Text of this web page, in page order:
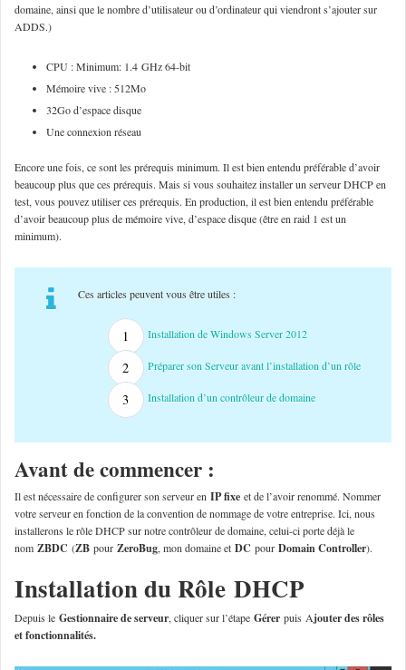
domaine, ainsi que le nombre d’utilisateur ou d’ordinateur qui viendront s’ajouter sur
ADDS.)
CPU : Minimum: 1.4 GHz 64-bit
Mémoire vive : 512Mo
32Go d’espace disque
Une connexion réseau
Encore une fois, ce sont les prérequis minimum. Il est bien entendu préférable d’avoir
beaucoup plus que ces prérequis. Mais si vous souhaitez installer un serveur DHCP en
test, vous pouvez utiliser ces prérequis. En production, il est bien entendu préférable
d’avoir beaucoup plus de mémoire vive, d’espace disque (être en raid 1 est un
minimum).
Ces articles peuvent vous être utiles :
Installation de Windows Server 2012
Préparer son Serveur avant l’installation d’un rôle
Installation d’un contrôleur de domaine
Avant de commencer :
Il est nécessaire de configurer son serveur en IP fixe et de l’avoir renommé. Nommer
votre serveur en fonction de la convention de nommage de votre entreprise. Ici, nous
installerons le rôle DHCP sur notre contrôleur de domaine, celui-ci porte déjà le
nom ZBDC (ZB pour ZeroBug, mon domaine et DC pour Domain Controller).
Installation du Rôle DHCP
Depuis le Gestionnaire de serveur, cliquer sur l’étape Gérer puis Ajouter des rôles
et fonctionnalités.